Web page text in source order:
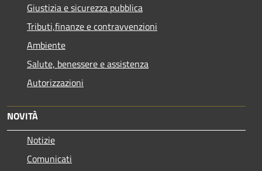
Giustizia e sicurezza pubblica
Tributi,finanze e contravvenzioni
Ambiente
Salute, benessere e assistenza
Autorizzazioni
NOVITÀ
Notizie
Comunicati